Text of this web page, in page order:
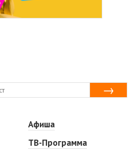
Афиша
ТВ-Программа